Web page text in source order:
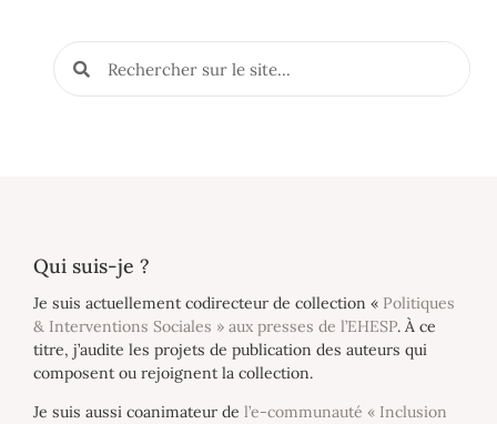
Qui suis-je ?
Je suis actuellement codirecteur de collection « Politiques
& Interventions Sociales » aux presses de l’EHESP. À ce
titre, j’audite les projets de publication des auteurs qui
composent ou rejoignent la collection.
Je suis aussi coanimateur de l’e-communauté « Inclusion